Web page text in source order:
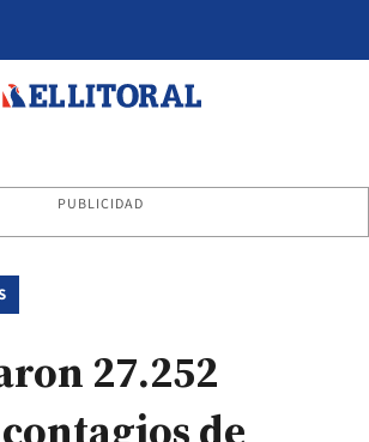
PUBLICIDAD
27.252